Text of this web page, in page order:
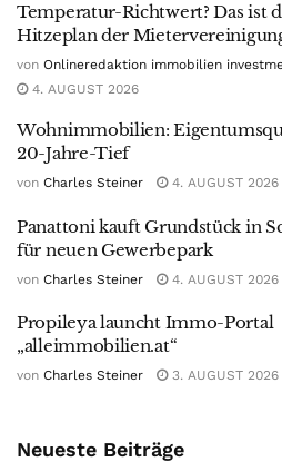
Temperatur-Richtwert? Das ist
Hitzeplan der
von Onlineredaktion immobilien
4. AUGUST 2026
Wohnimmobilien:
20-Jahre-Tief
von Charles Steiner 4. AUGUST 2026
Panattoni kauft Grundstück in
für neuen Gewerbepark
von Charles Steiner 4. AUGUST 2026
Propileya launcht Immo-Portal
„alleimmobilien.at“
von Charles Steiner 3. AUGUST 2026
Neueste Beiträge